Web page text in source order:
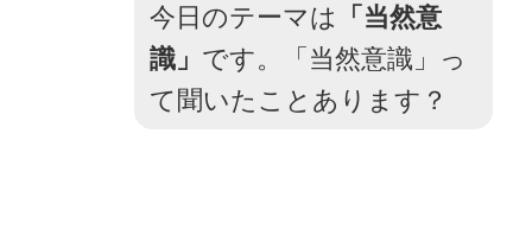
今日のテーマは
「当然意
識」 です。「当然意識」っ
て聞いたことあります？